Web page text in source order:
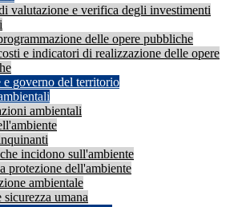
valutazione e verifica degli investimenti
delle opere pubbliche
e indicatori di realizzazione delle opere
e governo del territorio
ambientali
incidono sull'ambiente
protezione dell'ambiente
ambientale
sicurezza umana